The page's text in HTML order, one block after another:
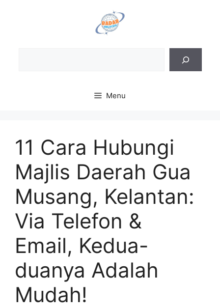
Menu
11 Cara Hubungi
Majlis Daerah Gua
Musang, Kelantan:
Via Telefon &
Email, Kedua-
duanya Adalah
Mudah!